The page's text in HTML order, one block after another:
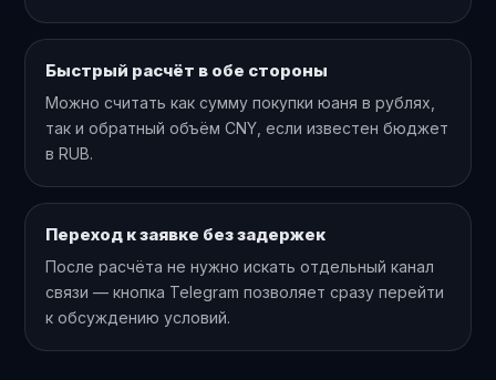
Быстрый расчёт в обе стороны
Можно считать как сумму покупки юаня в рублях,
так и обратный объём CNY, если известен бюджет
в RUB.
Переход к заявке без задержек
После расчёта не нужно искать отдельный канал
связи — кнопка Telegram позволяет сразу перейти
к обсуждению условий.